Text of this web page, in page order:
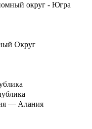
округ - Югра
Округ
— Алания